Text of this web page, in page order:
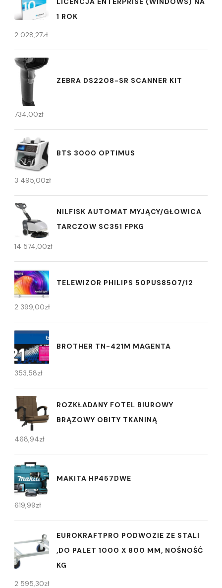
1 ROK
2 028,27zł
ZEBRA DS2208-SR SCANNER KIT
734,00zł
BTS 3000 OPTIMUS
3 495,00zł
NILFISK AUTOMAT MYJĄCY/GŁOWICA
TARCZOW SC351 FPKG
14 574,00zł
TELEWIZOR PHILIPS 50PUS8507/12
2 399,00zł
BROTHER TN-421M MAGENTA
353,58zł
ROZKŁADANY FOTEL BIUROWY
BRĄZOWY OBITY TKANINĄ
468,94zł
MAKITA HP457DWE
619,99zł
EUROKRAFTPRO PODWOZIE ZE STALI
,DO PALET 1000 X 800 MM, NOŚNOŚĆ
KG
2 595,30zł